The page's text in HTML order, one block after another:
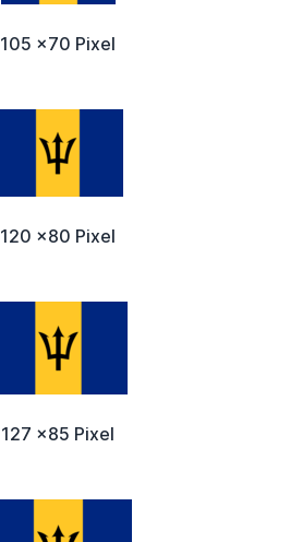
105 x70 Pixel
120 x80 Pixel
127 x85 Pixel